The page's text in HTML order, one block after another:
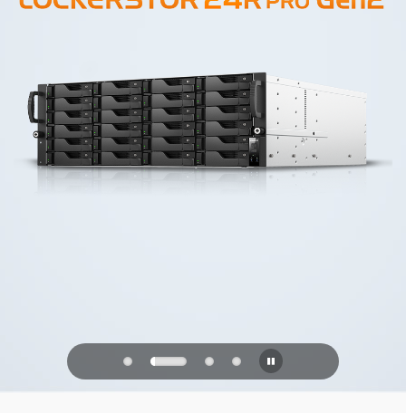
futuro